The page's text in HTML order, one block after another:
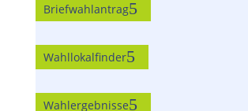
Briefwahlantrag
Wahllokalfinder
Wahlergebnisse